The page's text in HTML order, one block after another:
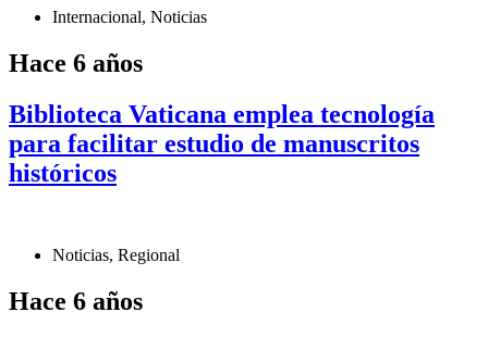
Internacional, Noticias
Hace 6 años
Biblioteca Vaticana emplea tecnología
para facilitar estudio de manuscritos
históricos
Noticias, Regional
Hace 6 años